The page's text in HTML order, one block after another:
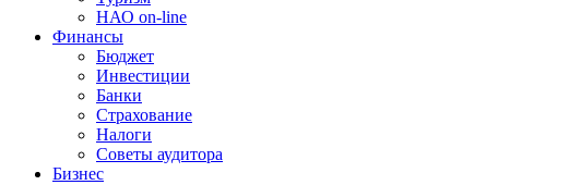
НАО on-line
Финансы
Бюджет
Инвестиции
Банки
Страхование
Налоги
Советы аудитора
Бизнес